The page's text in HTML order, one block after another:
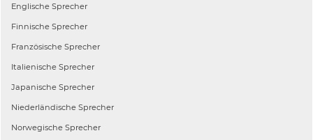
Englische Sprecher
Finnische Sprecher
Französische Sprecher
Italienische Sprecher
Japanische Sprecher
Niederländische Sprecher
Norwegische Sprecher